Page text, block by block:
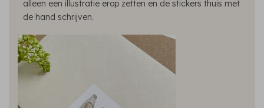
alleen een illustratie erop zetten en de stickers thuis met
de hand schrijven.